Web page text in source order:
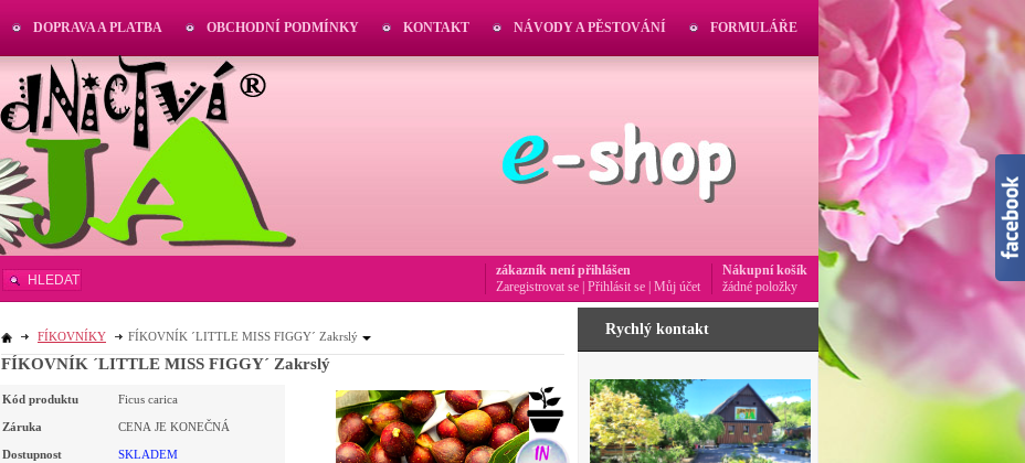
FÍKOVNÍKY FÍKOVNÍK ´LITTLE MISS FIGGY´ Zakrslý
FÍKOVNÍK ´LITTLE MISS FIGGY´ Zakrslý
Kód produktu Ficus carica
Záruka CENA JE KONEČNÁ
Dostupnost SKLADEM
Rychlý kontakt
DOPRAVA A PLATBA OBCHODNÍ PODMÍNKY KONTAKT NÁVODY A PĚSTOVÁNÍ FORMULÁŘE
HLEDAT
Nákupní košík
žádné položky
zákazník není přihlášen
Zaregistrovat se Přihlásit se Můj účet